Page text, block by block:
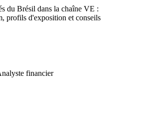
du Brésil dans la chaîne VE :
profils d'exposition et conseils
financier